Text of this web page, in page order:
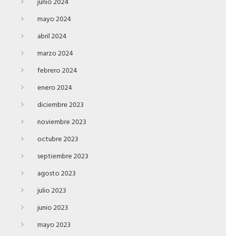
junio 2024
mayo 2024
abril 2024
marzo 2024
febrero 2024
enero 2024
diciembre 2023
noviembre 2023
octubre 2023
septiembre 2023
agosto 2023
julio 2023
junio 2023
mayo 2023